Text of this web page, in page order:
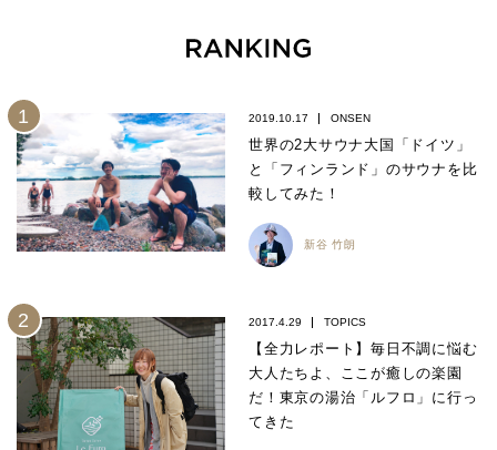
2019.10.17 ONSEN
世界の2大サウナ大国「ドイツ」
と「フィンランド」のサウナを比
較してみた！
新谷 竹朗
2017.4.29 TOPICS
【全力レポート】毎日不調に悩む
大人たちよ、ここが癒しの楽園
だ！東京の湯治「ルフロ」に行っ
てきた